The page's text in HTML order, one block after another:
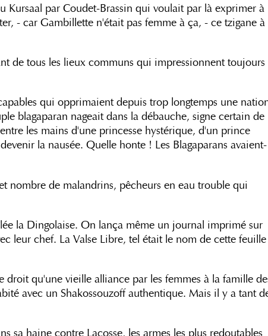
Kursaal par Coudet-Brassin qui voulait par là exprimer à
- car Gambillette n'était pas femme à ça, - ce tzigane à
de tous les lieux communs qui impressionnent toujours
qui opprimaient depuis trop longtemps une
blagaparan nageait dans la débauche, signe certain de
les mains d'une princesse hystérique, d'un prince
la nausée. Quelle honte ! Les Blagaparans avaient-
nombre de malandrins, pêcheurs en eau trouble qui
la Dingolaise. On lança même un journal imprimé sur
leur chef. La Valse Libre, tel était le nom de cette feuille
droit qu'une vieille alliance par les femmes à la famille
avec un Shakossouzoff authentique. Mais il y a tant
haine contre Lacosse, les armes les plus redoutables